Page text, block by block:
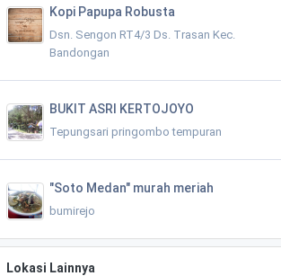
Kopi Papupa Robusta
Dsn. Sengon RT4/3 Ds. Trasan Kec.
Bandongan
BUKIT ASRI KERTOJOYO
Tepungsari pringombo tempuran
"Soto Medan" murah meriah
bumirejo
Lokasi Lainnya